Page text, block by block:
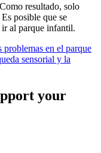
resultado, solo
posible que se
ir al parque infantil.
en el parque
sensorial y la
your